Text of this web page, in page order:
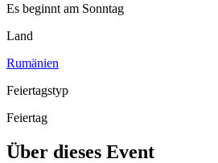
Es beginnt am Sonntag
Land
Rumänien
Feiertagstyp
Feiertag
Über dieses Event